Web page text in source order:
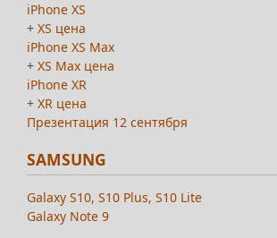
iPhone XS
+ XS цена
iPhone XS Max
+ XS Max цена
iPhone XR
+ XR цена
Презентация 12 сентября
SAMSUNG
Galaxy S10, S10 Plus, S10 Lite
Galaxy Note 9